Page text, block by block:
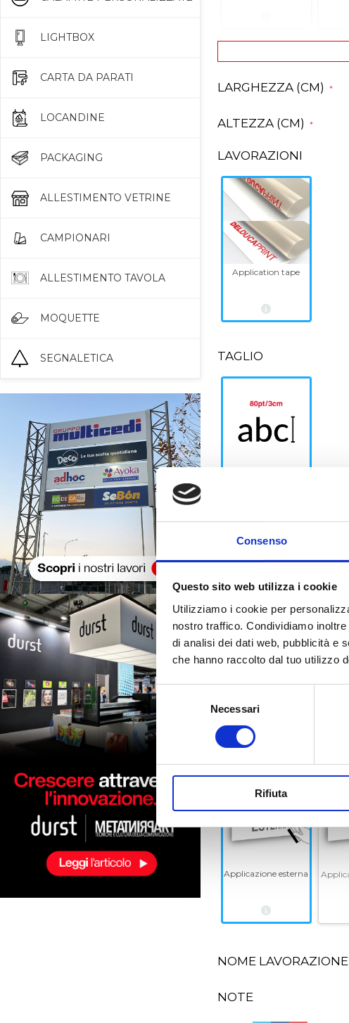
Consenso
Questo sito web utilizza i cookie
Utilizziamo i cookie per
nostro traffico. Condividiamo
di analisi dei dati web, pubblicità e
che hanno raccolto dal tuo utilizzo
Selezione
consenso
Necessari
Rifiuta
LIGHTBOX
CARTA DA PARATI
LOCANDINE
PACKAGING
ALLESTIMENTO VETRINE
CAMPIONARI
ALLESTIMENTO TAVOLA
MOQUETTE
SEGNALETICA
LARGHEZZA (CM) *
ALTEZZA (CM) *
LAVORAZIONI
Application tape
TAGLIO
stampa
Applicazione esterna
NOME LAVORAZIONE
NOTE